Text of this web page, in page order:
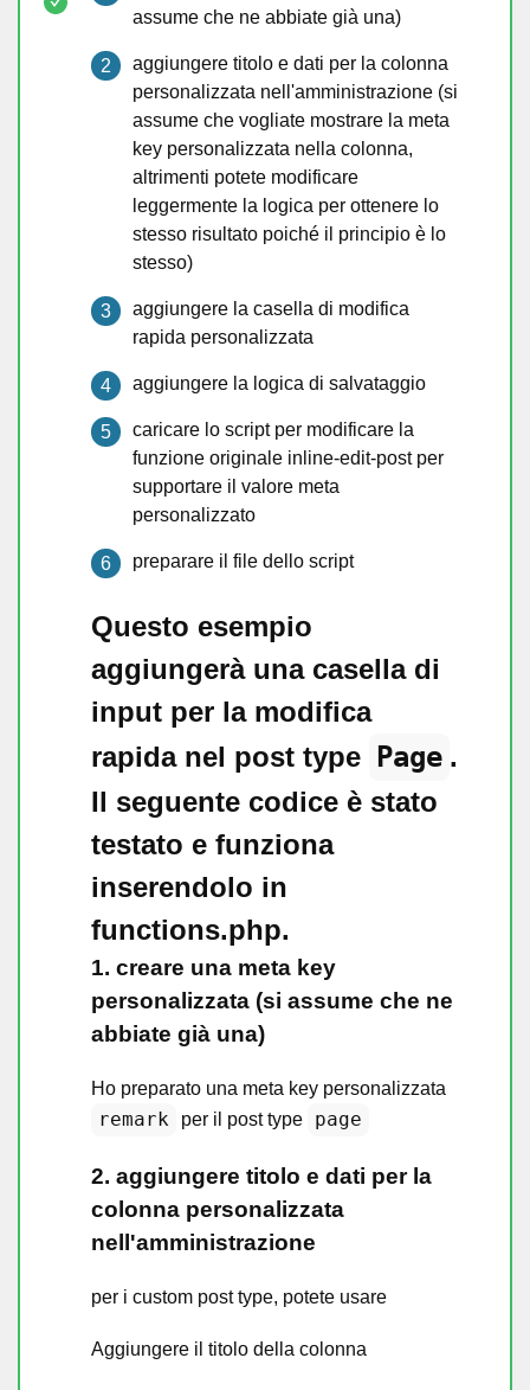
assume che ne abbiate già una)
aggiungere titolo e dati per la colonna
personalizzata nell'amministrazione (si
assume che vogliate mostrare la meta
key personalizzata nella colonna,
altrimenti potete modificare
leggermente la logica per ottenere lo
stesso risultato poiché il principio è lo
stesso)
aggiungere la casella di modifica
rapida personalizzata
aggiungere la logica di salvataggio
caricare lo script per modificare la
funzione originale inline-edit-post per
supportare il valore meta
personalizzato
preparare il file dello script
Questo esempio
aggiungerà una casella di
input per la modifica
rapida nel post type
Page .
Il seguente codice è stato
testato e funziona
inserendolo in
functions.php.
1. creare una meta key
personalizzata (si assume che ne
abbiate già una)
Ho preparato una meta key personalizzata
remark per il post type page
2. aggiungere titolo e dati per la
colonna personalizzata
nell'amministrazione
per i custom post type, potete usare
Aggiungere il titolo della colonna